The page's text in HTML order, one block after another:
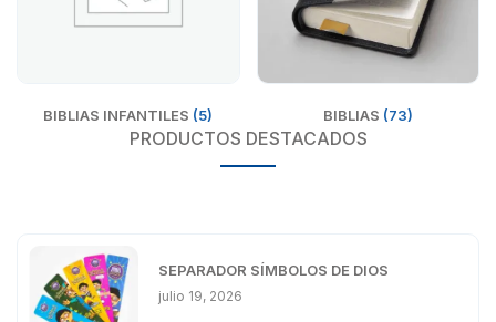
BIBLIAS INFANTILES (5) BIBLIAS (73)
PRODUCTOS DESTACADOS
SEPARADOR SÍMBOLOS DE DIOS
julio 19, 2026